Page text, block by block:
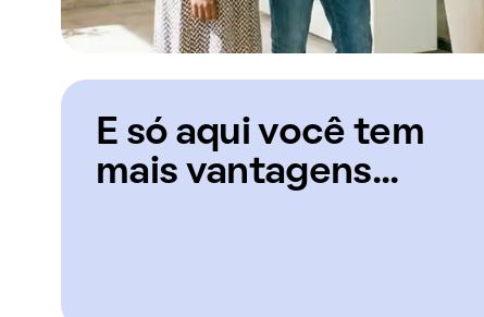
E só aqui você tem
mais vantagens...